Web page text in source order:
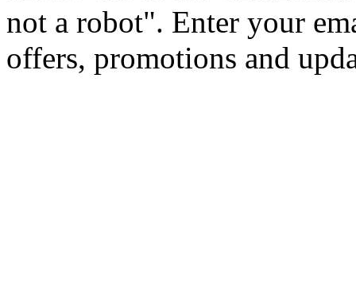
not a robot". Enter your
offers, promotions and